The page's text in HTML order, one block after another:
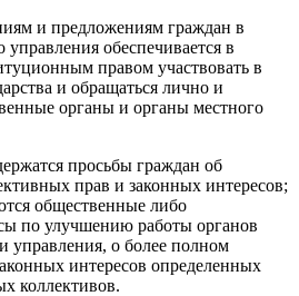
и предложениям граждан в
управления обеспечивается в
правом участвовать в
и обращаться лично и
органы и органы местного
просьбы граждан об
прав и законных интересов;
общественные либо
по улучшению работы органов
управления, о более полном
интересов определенных
коллективов.